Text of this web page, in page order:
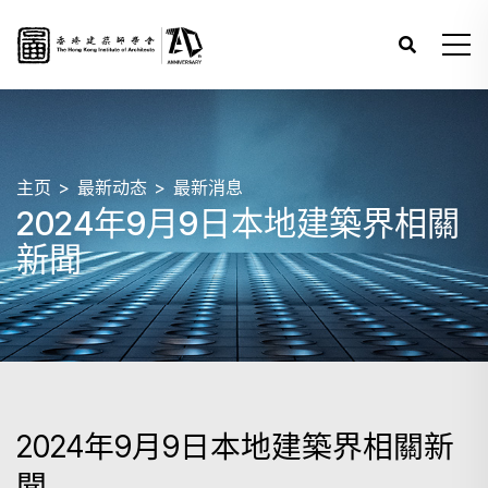
主页 最新动态 最新消息
2024年9月9日本地建築界相關
新聞
2024年9月9日本地建築界相關新